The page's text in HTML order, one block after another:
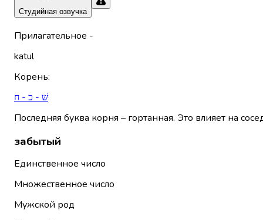
Студийная озвучка
Прилагательное -
katul
Корень:
שׁ - כ - ח
Последняя буква корня – гортанная. Это влияет на
забытый
Единственное число
Множественное число
Мужской род